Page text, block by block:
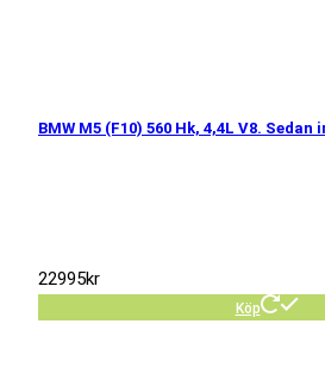
BMW M5 (F10) 560 Hk, 4,4L V8.
22995kr
Köp